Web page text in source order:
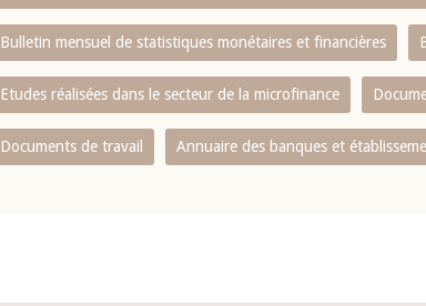
Bulletin mensuel de statistiques monétaires et financières
Etudes réalisées dans le secteur de la microfinance
Documents de travail Annuaire des banques et